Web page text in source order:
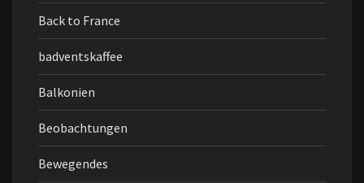
Back to France
badventskaffee
Balkonien
Beobachtungen
Bewegendes